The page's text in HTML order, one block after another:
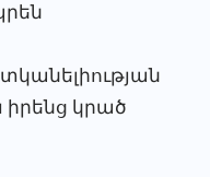
իրենց կրած